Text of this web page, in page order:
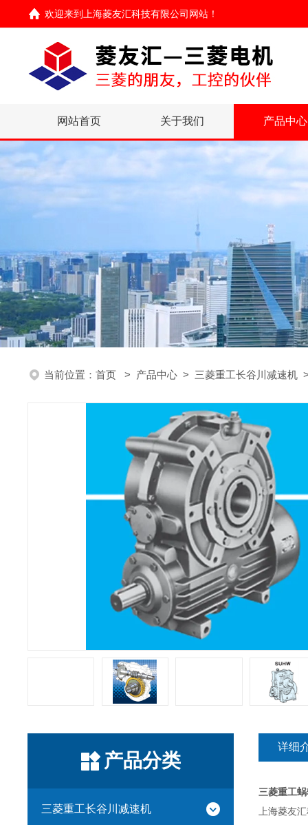
欢迎来到 上海菱友汇科技有限公司网站 ！
网站首页 关于我们 产品中心
当前位置： 首页 > 产品中心 > 三菱重工长谷川减速机
产品分类
三菱重工长谷川减速机
详细
三菱重工
上海菱友